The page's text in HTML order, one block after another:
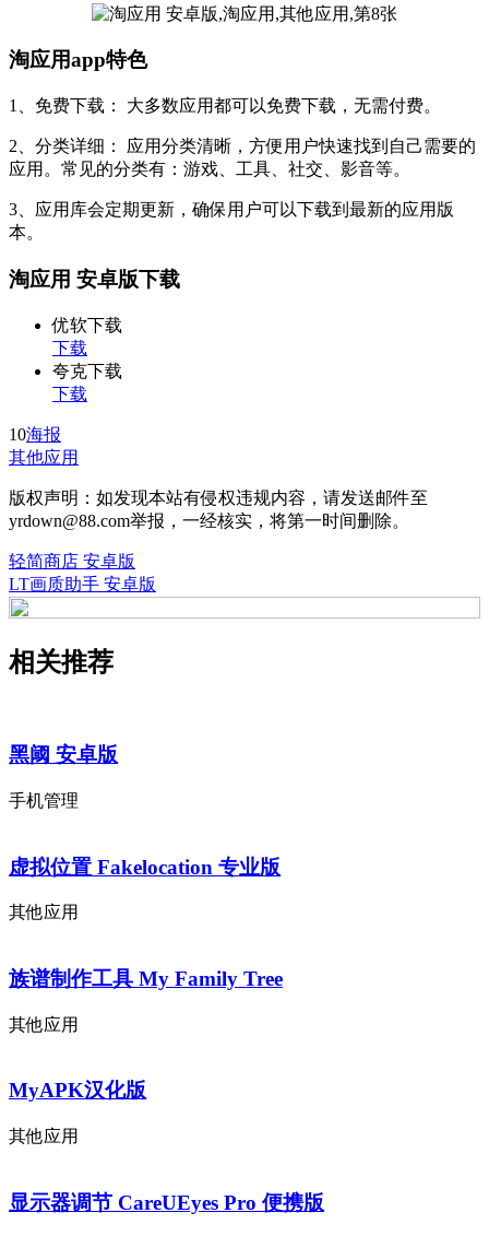
淘应用app特色
1、免费下载： 大多数应用都可以免费下载，无需付费。
2、分类详细： 应用分类清晰，方便用户快速找到自己需要的
应用。常见的分类有：游戏、工具、社交、影音等。
3、应用库会定期更新，确保用户可以下载到最新的应用版
本。
淘应用 安卓版下载
优软下载
下载
夸克下载
下载
10海报
其他应用
版权声明：如发现本站有侵权违规内容，请发送邮件至
yrdown@88.com举报，一经核实，将第一时间删除。
轻简商店 安卓版
LT画质助手 安卓版
相关推荐
黑阈 安卓版
手机管理
虚拟位置 Fakelocation 专业版
其他应用
族谱制作工具 My Family Tree
其他应用
MyAPK汉化版
其他应用
显示器调节 CareUEyes Pro 便携版